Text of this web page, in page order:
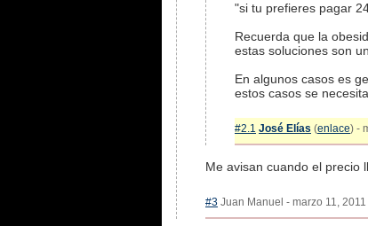
"si tu prefieres pagar
Recuerda que la
estas soluciones son
En algunos casos es
estos casos se
#2.1 José Elías (enlace) -
Me avisan cuando el precio
#3 Juan Manuel - marzo 11,